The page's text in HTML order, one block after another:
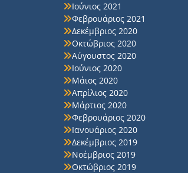
Ιούνιος 2021
Φεβρουάριος 2021
Δεκέμβριος 2020
Οκτώβριος 2020
Αύγουστος 2020
Ιούνιος 2020
Μάιος 2020
Απρίλιος 2020
Μάρτιος 2020
Φεβρουάριος 2020
Ιανουάριος 2020
Δεκέμβριος 2019
Νοέμβριος 2019
Οκτώβριος 2019